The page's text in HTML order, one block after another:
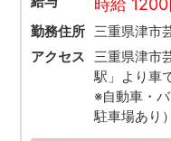
時給 1200
勤務住所 三重県津市
アクセス
三重県津市
駅」より車
※自動車・
駐車場あり）